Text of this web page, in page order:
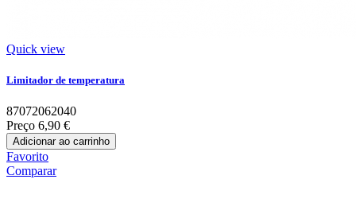
Quick view
Limitador de temperatura
87072062040
Preço 6,90 €
Adicionar ao carrinho
Favorito
Comparar